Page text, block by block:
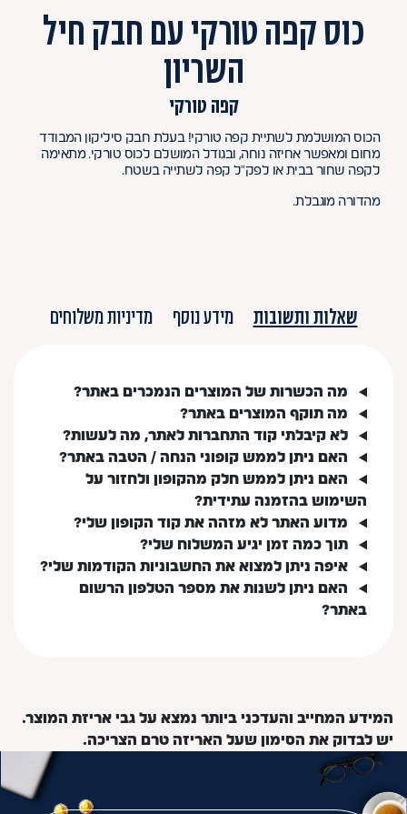
כוס קפה טורקי עם חבק חיל
השריון
קפה טורקי
הכוס המושלמת לשתיית קפה טורקי! בעלת חבק סיליקון המבודד
מחום ומאפשר אחיזה נוחה, ובגודל המושלם לכוס טורקי. מתאימה
לקפה שחור בבית או לפק"ל קפה לשתייה בשטח.
מהדורה מוגבלת.
שאלות ותשובות מידע נוסף מדיניות משלוחים
מה הכשרות של המוצרים הנמכרים באתר?
מה תוקף המוצרים באתר?
לא קיבלתי קוד התחברות לאתר, מה לעשות?
האם ניתן לממש קופוני הנחה / הטבה באתר?
האם ניתן לממש חלק מהקופון ולחזור על
השימוש בהזמנה עתידית?
מדוע האתר לא מזהה את קוד הקופון שלי?
תוך כמה זמן יגיע המשלוח שלי?
איפה ניתן למצוא את החשבוניות הקודמות שלי?
האם ניתן לשנות את מספר הטלפון הרשום
באתר?
המידע המחייב והעדכני ביותר נמצא על גבי אריזת המוצר.
יש לבדוק את הסימון שעל האריזה טרם הצריכה.